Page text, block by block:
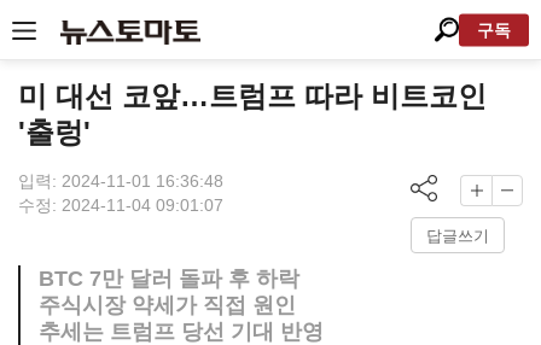
구독
미 대선 코앞…트럼프 따라 비트코인
'출렁'
입력: 2024-11-01 16:36:48
수정: 2024-11-04 09:01:07
답글쓰기
BTC 7만 달러 돌파 후 하락
주식시장 약세가 직접 원인
추세는 트럼프 당선 기대 반영